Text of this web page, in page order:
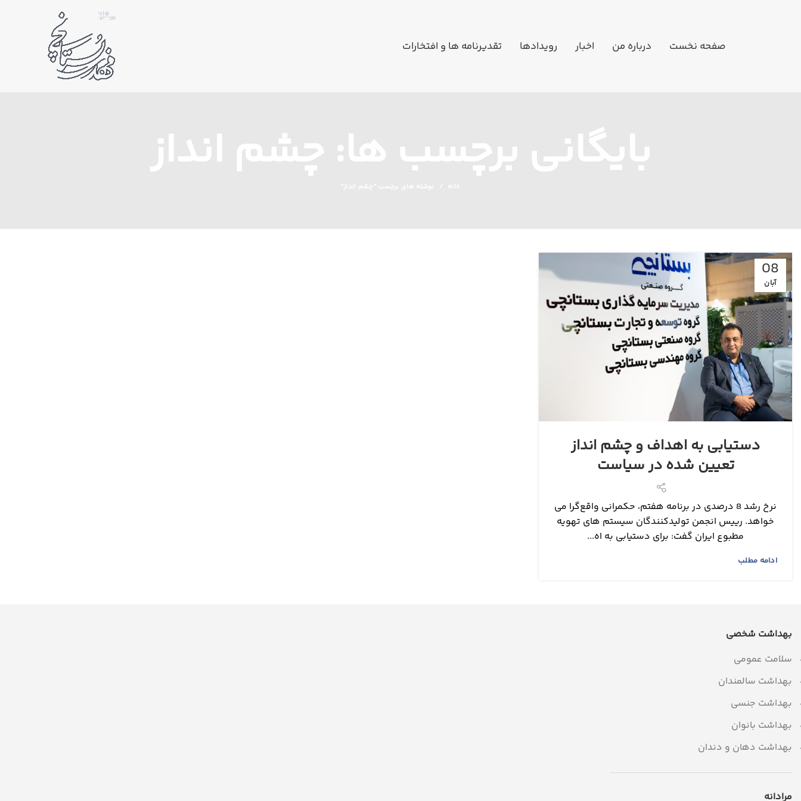
صفحه نخست درباره من اخبار رویدادها تقدیرنامه ها و افتخارات
08
آبان
دستیابی به اهداف و چشم انداز
تعیین شده در سیاست
نرخ رشد 8 درصدی در برنامه هفتم، حکمرانی واقع‌گرا می
خواهد. رییس انجمن تولیدکنندگان سیستم های تهویه
مطبوع ایران گفت: برای دستیابی به اه...
ادامه مطلب
بهداشت شخصی
سلامت عمومی
بهداشت سالمندان
بهداشت جنسی
بهداشت بانوان
بهداشت دهان و دندان
مرادانه